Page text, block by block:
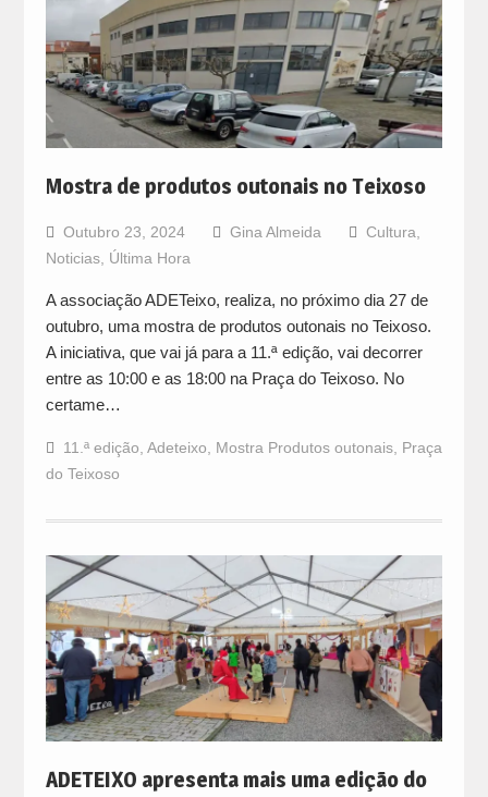
Mostra de produtos outonais no Teixoso
Outubro 23, 2024 Gina Almeida Cultura
Noticias, Última Hora
A associação ADETeixo, realiza, no próximo dia 27 de
outubro, uma mostra de produtos outonais no Teixoso.
A iniciativa, que vai já para a 11.ª edição, vai decorrer
entre as 10:00 e as 18:00 na Praça do Teixoso. No
certame…
11.ª edição Adeteixo Mostra Produtos outonais, Praça
do Teixoso
ADETEIXO apresenta mais uma edição do